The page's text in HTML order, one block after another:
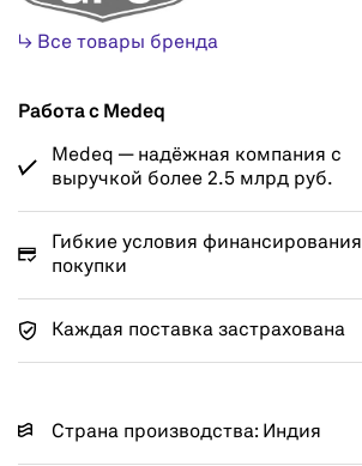
↳ Все товары бренда
Работа с Medeq
Medeq — надёжная компания с
выручкой более 2.5 млрд руб.
Гибкие условия финансирования
покупки
Каждая поставка застрахована
Страна производства: Индия